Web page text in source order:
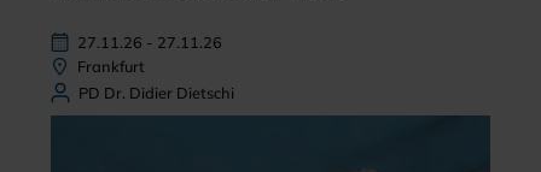
27.11.26 - 27.11.26
Frankfurt
PD Dr. Didier Dietschi